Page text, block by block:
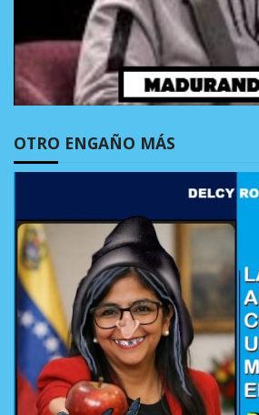
OTRO ENGAÑO MÁS